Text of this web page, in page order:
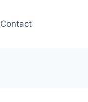
Contact